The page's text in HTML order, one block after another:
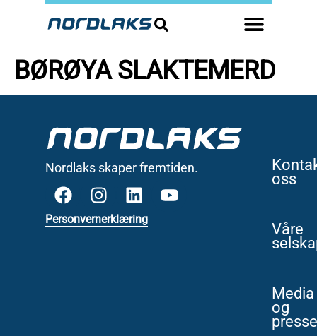
BØRØYA SLAKTEMERD
Nordlaks skaper fremtiden.
Personvernerklæring
oss
Våre
Media
og
presse